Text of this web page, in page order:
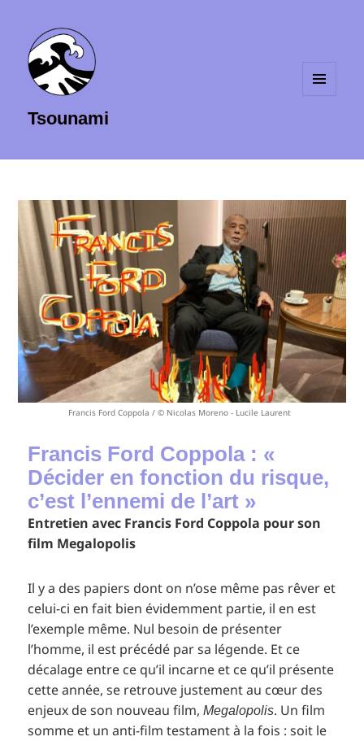
Tsounami
Francis Ford Coppola / © Nicolas Moreno - Lucile Laurent
Francis Ford Coppola : «
Décider en fonction du risque,
c’est l’ennemi de l’art »
Entretien avec Francis Ford Coppola pour son
film Megalopolis
Il y a des papiers dont on n’ose même pas rêver et
celui-ci en fait bien évidemment partie, il en est
l’exemple même. Nul besoin de présenter
l’homme, il est précédé par sa légende. Et ce
décalage entre ce qu’il incarne et ce qu’il présente
cette année, se retrouve justement au cœur des
enjeux de son nouveau film,Megalopolis. Un film
somme et un anti-film testament à la fois : soit le